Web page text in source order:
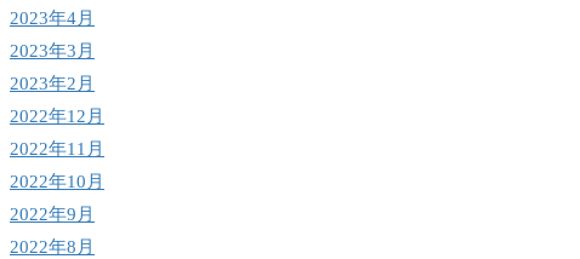
2023年4月
2023年3月
2023年2月
2022年12月
2022年11月
2022年10月
2022年9月
2022年8月